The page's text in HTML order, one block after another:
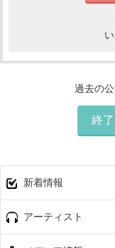
過去の
終
新着情報
アーティスト